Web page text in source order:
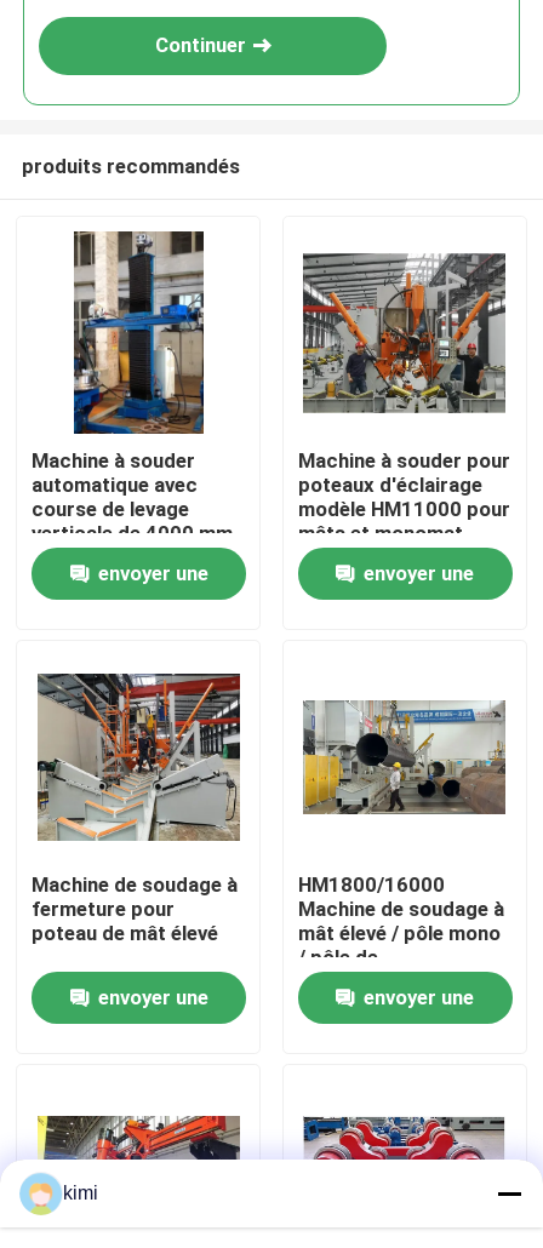
Accueil
À propos de nous
Visite de l'usine
Nous contacter
Nouvelles
Demander un devis
frein de presse hydraulique de commande numérique
Continuer
produits recommandés
Machine à souder
automatique avec
course de levage
verticale de 4000 mm
et diamètre applicable
de 700-4000 mm pour
le soudage de gros
envoyer une
Machine à souder pour
poteaux d'éclairage
modèle HM11000 pour
mâts et monomat
envoyer une
Machine de soudage à
fermeture pour
poteau de mât élevé
envoyer une
HM1800/16000
Machine de soudage à
mât élevé / pôle mono
/ pôle de
communication
envoyer une
kimi